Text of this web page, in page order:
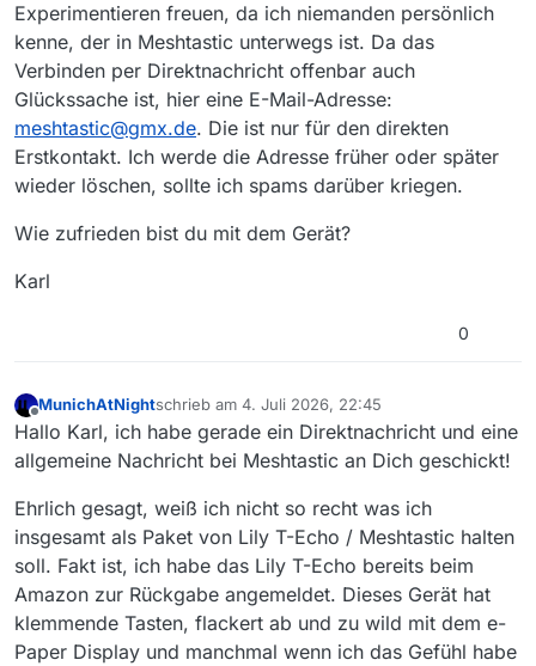
Experimentieren freuen, da ich niemanden persönlich
kenne, der in Meshtastic unterwegs ist. Da das
Verbinden per Direktnachricht offenbar auch
Glückssache ist, hier eine E-Mail-Adresse:
meshtastic@gmx.de. Die ist nur für den direkten
Erstkontakt. Ich werde die Adresse früher oder später
wieder löschen, sollte ich spams darüber kriegen.
Wie zufrieden bist du mit dem Gerät?
Karl
0
Offline
MunichAtNightschrieb am 4. Juli 2026, 22:45
zuletzt editiert von
Hallo Karl, ich habe gerade ein Direktnachricht und eine
allgemeine Nachricht bei Meshtastic an Dich geschickt!
Ehrlich gesagt, weiß ich nicht so recht was ich
insgesamt als Paket von Lily T-Echo / Meshtastic halten
soll. Fakt ist, ich habe das Lily T-Echo bereits beim
Amazon zur Rückgabe angemeldet. Dieses Gerät hat
klemmende Tasten, flackert ab und zu wild mit dem e-
Paper Display und manchmal wenn ich das Gefühl habe